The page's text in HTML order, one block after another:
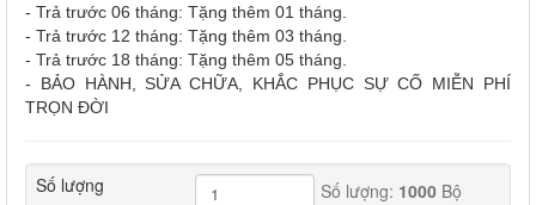
- Trả trước 06 tháng: Tặng thêm 01 tháng.
- Trả trước 12 tháng: Tặng thêm 03 tháng.
- Trả trước 18 tháng: Tặng thêm 05 tháng.
- BẢO HÀNH, SỬA CHỮA, KHẮC PHỤC SỰ CỐ MIỄN PHÍ
TRỌN ĐỜI
Số lượng Số lượng: 1000Bộ